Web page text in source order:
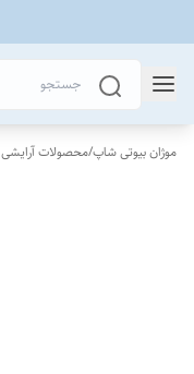
موژان بیوتی شاپ/محصولات آرایشی